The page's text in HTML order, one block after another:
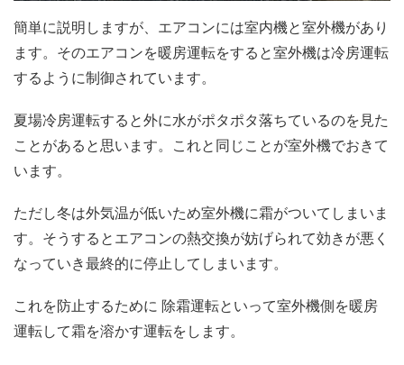
簡単に説明しますが、エアコンには室内機と室外機があり
ます。そのエアコンを暖房運転をすると室外機は冷房運転
するように制御されています。
夏場冷房運転すると外に水がポタポタ落ちているのを見た
ことがあると思います。これと同じことが室外機でおきて
います。
ただし冬は外気温が低いため室外機に霜がついてしまいま
す。そうするとエアコンの熱交換が妨げられて効きが悪く
なっていき最終的に停止してしまいます。
これを防止するために 除霜運転といって室外機側を暖房
運転して霜を溶かす運転をします。